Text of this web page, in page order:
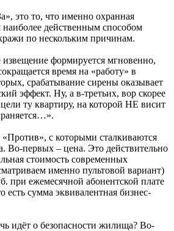
это то, что именно охранная
наиболее действенным способом
по нескольким причинам.
формируется мгновенно,
время на «работу» в
срабатывание сирены оказывает
эффект. Ну, а в-третьих, вор скорее
цели ту квартиру, на которой НЕ висит
с которыми сталкиваются
Во-первых – цена. Это действительно
стоимость современных
именно пультовой вариант)
при ежемесячной абонентской плате
есть сумма эквивалентная бизнес-
идёт о безопасности жилища? Во-